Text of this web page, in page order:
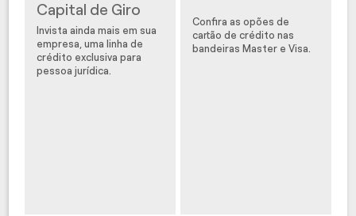
Capital de Giro
Invista ainda mais em sua
empresa, uma linha de
crédito exclusiva para
pessoa jurídica.
Confira as opões de
cartão de crédito nas
bandeiras Master e Visa.